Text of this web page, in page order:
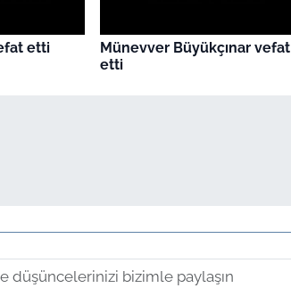
etti
Münevver Büyükçınar vefat
etti